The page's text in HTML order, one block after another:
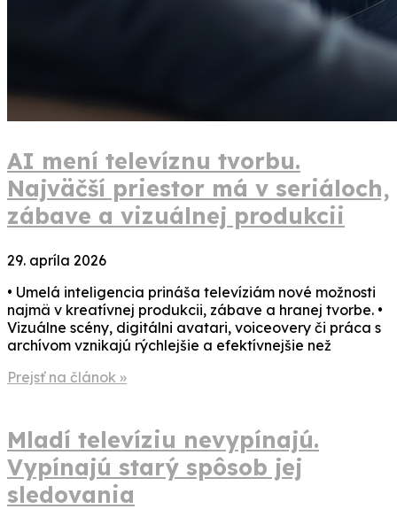
AI mení televíznu tvorbu.
Najväčší priestor má v seriáloch,
zábave a vizuálnej produkcii
29. apríla 2026
• Umelá inteligencia prináša televíziám nové možnosti
najmä v kreatívnej produkcii, zábave a hranej tvorbe. •
Vizuálne scény, digitálni avatari, voiceovery či práca s
archívom vznikajú rýchlejšie a efektívnejšie než
Prejsť na článok »
Mladí televíziu nevypínajú.
Vypínajú starý spôsob jej
sledovania